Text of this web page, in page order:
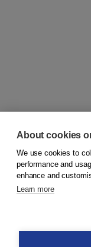
© 2026Koninklijke
Order
About cookies
We use cookies to
performance and
enhance and
Learn more